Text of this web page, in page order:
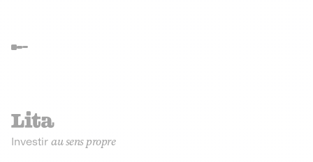
Investir au sens propre